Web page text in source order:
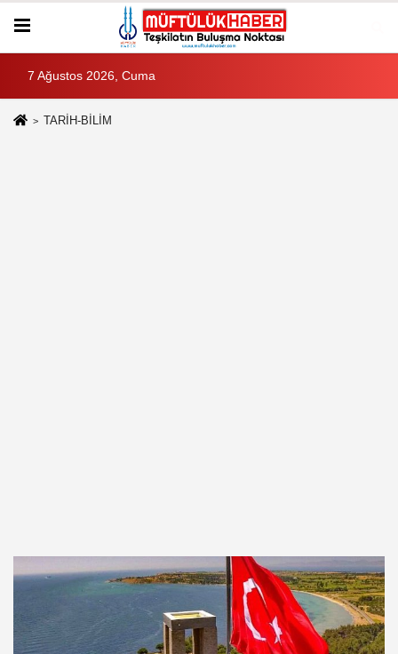
7 Ağustos 2026, Cuma
TARİH-BİLİM